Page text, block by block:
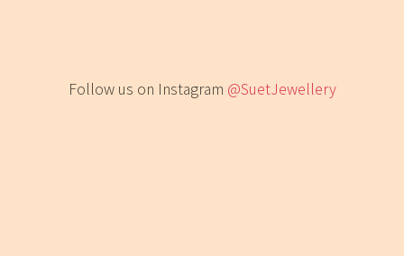
Follow us on Instagram @SuetJewellery